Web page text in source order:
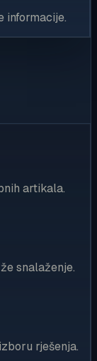
informacije.
artikala.
snalaženje.
rješenja.